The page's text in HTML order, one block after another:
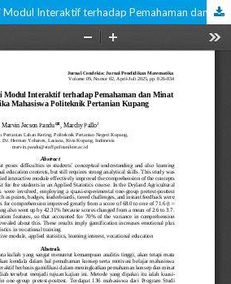
Efektivitas Gamifikasi Modul Interaktif terhadap Pemahaman dan Minat Belajar Statistika Mahasiswa Politeknik Pertanian Kupang